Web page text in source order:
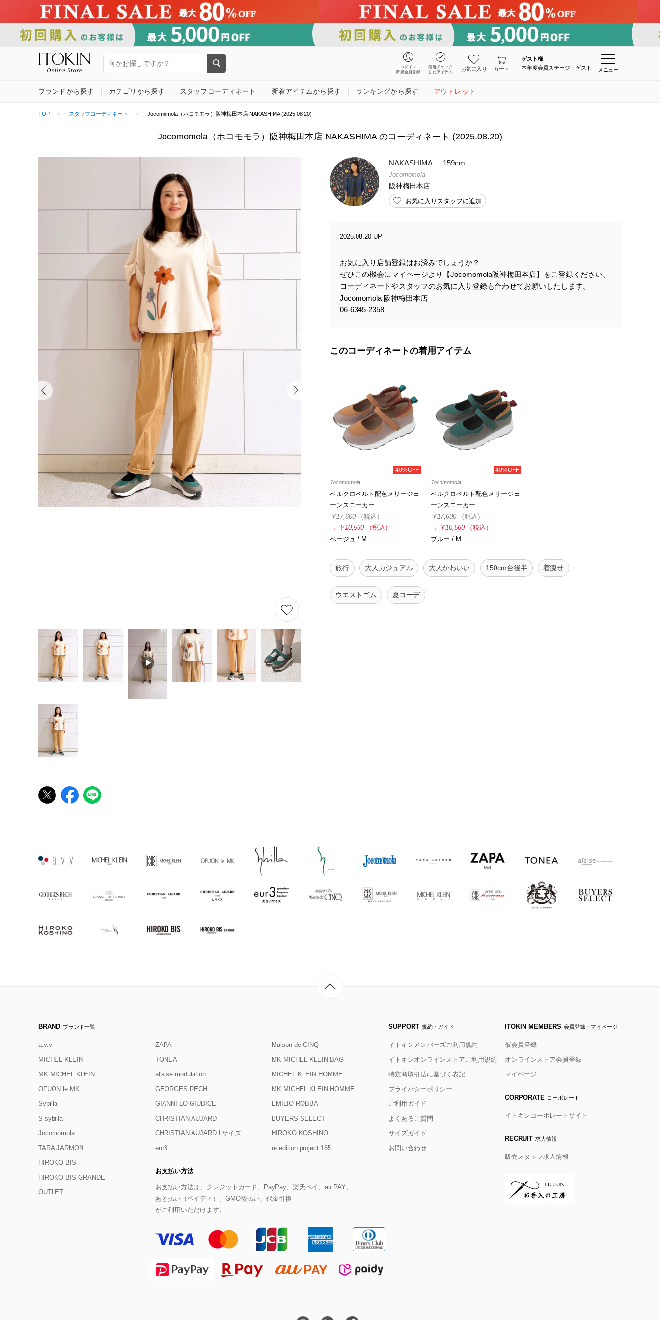
ログイン
新規会員登録
最近チェック
したアイテム
お気に入り カート
ゲスト様
本年度会員ステージ：ゲスト
メニュー
ブランドから探す カテゴリから探す スタッフコーディネート 新着アイテムから探す ランキングから探す アウトレット
TOP スタッフコーディネート Jocomomola（ホコモモラ）阪神梅田本店 NAKASHIMA (2025.08.20)
Jocomomola（ホコモモラ）阪神梅田本店 NAKASHIMA のコーディネート (2025.08.20)
NAKASHIMA 159cm
Jocomomola
阪神梅田本店
お気に入りスタッフに追加
2025.08.20 UP
お気に入り店舗登録はお済みでしょうか？
ぜひこの機会にマイページより【Jocomomola阪神梅田本店】をご登録ください。
コーディネートやスタッフのお気に入り登録も合わせてお願いしたします。
Jocomomola 阪神梅田本店
06-6345-2358
このコーディネートの着用アイテム
40%OFF
Jocomomola
ベルクロベルト配色メリージェ
ーンスニーカー
￥17,600（税込）
→
￥10,560
（税込）
ベージュ / M
40%OFF
Jocomomola
ベルクロベルト配色メリージェ
ーンスニーカー
￥17,600（税込）
→
￥10,560
（税込）
ブルー / M
旅行 大人カジュアル 大人かわいい 150cm台後半 着痩せ
ウエストゴム 夏コーデ
BRAND ブランド一覧
a.v.v
MICHEL KLEIN
MK MICHEL KLEIN
OFUON le MK
Sybilla
S sybilla
Jocomomola
TARA JARMON
ZAPA
TONEA
al'aise modulation
GEORGES RECH
GIANNI LO GIUDICE
CHRISTIAN AUJARD
CHRISTIAN AUJARD Lサイズ
eur3
Maison de CINQ
MK MICHEL KLEIN BAG
MICHEL KLEIN HOMME
MK MICHEL KLEIN HOMME
EMILIO ROBBA
BUYERS SELECT
HIROKO KOSHINO
re:edition project 165
HIROKO BIS
HIROKO BIS GRANDE
OUTLET
お支払い方法
お支払い方法は、クレジットカード、PayPay、楽天ペイ、au PAY、
あと払い（ペイディ）、GMO後払い、代金引換
がご利用いただけます。
SUPPORT 規約・ガイド
イトキンメンバーズご利用規約
イトキンオンラインストアご利用規約
特定商取引法に基づく表記
プライバシーポリシー
ご利用ガイド
よくあるご質問
サイズガイド
お問い合わせ
ITOKIN MEMBERS 会員登録・マイページ
仮会員登録
オンラインストア会員登録
マイページ
CORPORATE コーポレート
イトキンコーポレートサイト
RECRUIT 求人情報
販売スタッフ求人情報